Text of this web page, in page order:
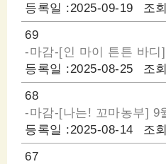
등록일 :2025-09-19 조
69
-마감-[인 마이 튼튼 바
등록일 :2025-08-25 조
68
-마감-[나는! 꼬마농부] 9
등록일 :2025-08-14 조
67